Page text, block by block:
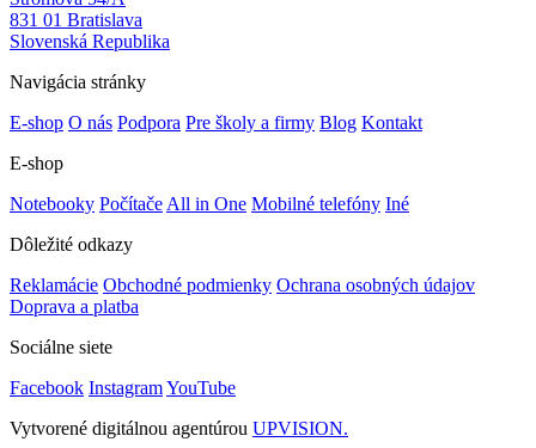
831 01 Bratislava
Slovenská Republika
Navigácia stránky
E-shop O nás Podpora Pre školy a firmy Blog Kontakt
E-shop
Notebooky Počítače All in One Mobilné telefóny Iné
Dôležité odkazy
Reklamácie Obchodné podmienky Ochrana osobných údajov
Doprava a platba
Sociálne siete
Facebook InstagramYouTube
Vytvorené digitálnou agentúrou UPVISION.